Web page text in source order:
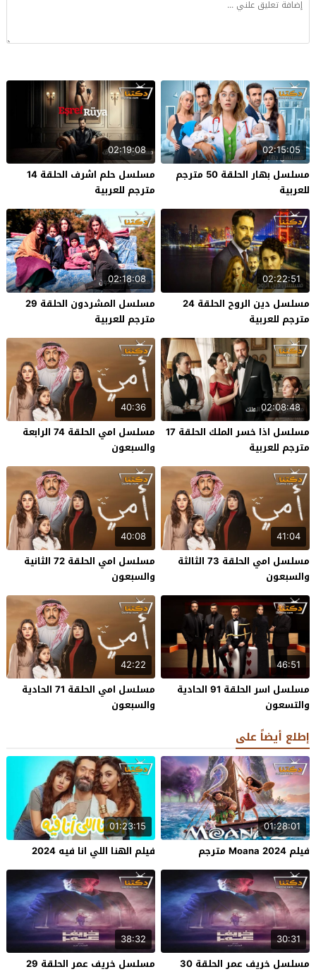
02:15:05
مسلسل بهار الحلقة 50 مترجم
للعربية
02:19:08
مسلسل حلم اشرف الحلقة 14
مترجم للعربية
02:22:51
مسلسل دين الروح الحلقة 24
مترجم للعربية
02:18:08
مسلسل المشردون الحلقة 29
مترجم للعربية
02:08:48
مسلسل اذا خسر الملك الحلقة 17
مترجم للعربية
40:36
مسلسل امي الحلقة 74 الرابعة
والسبعون
41:04
مسلسل امي الحلقة 73 الثالثة
والسبعون
40:08
مسلسل امي الحلقة 72 الثانية
والسبعون
46:51
مسلسل اسر الحلقة 91 الحادية
والتسعون
42:22
مسلسل امي الحلقة 71 الحادية
والسبعون
إطلع أيضاً على
01:28:01
فيلم Moana 2024 مترجم
01:23:15
فيلم الهنا اللي انا فيه 2024
30:31
مسلسل خريف عمر الحلقة 30
38:32
مسلسل خريف عمر الحلقة 29